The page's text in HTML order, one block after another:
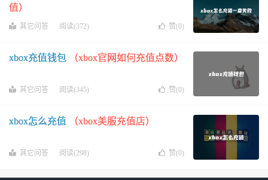
值）
其它问答 阅读(372) 赞(0)
xbox充值钱包 （xbox官网如何充值点数）
其它问答 阅读(345) 赞(0)
xbox怎么充值 （xbox美服充值店）
其它问答 阅读(298) 赞(0)